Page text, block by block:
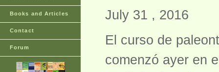
Books and Articles
Contact
Forum
July 31 , 2016
El curso de
comenzó ayer en